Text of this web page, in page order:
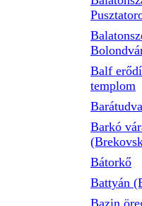
Balf
templom
Barkó
Bátorkő
Battyán